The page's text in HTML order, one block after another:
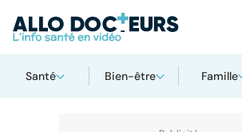
Santé Bien-être Famille